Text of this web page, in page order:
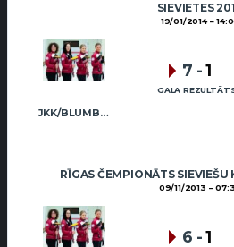
SIEVIETES
19/01/2014
JKK/BLUMBERGA-BĒRZIŅA
7 -1
GALA
RĪGAS ČEMPIONĀTS SIEVIEŠU
09/11/2013
6 -1